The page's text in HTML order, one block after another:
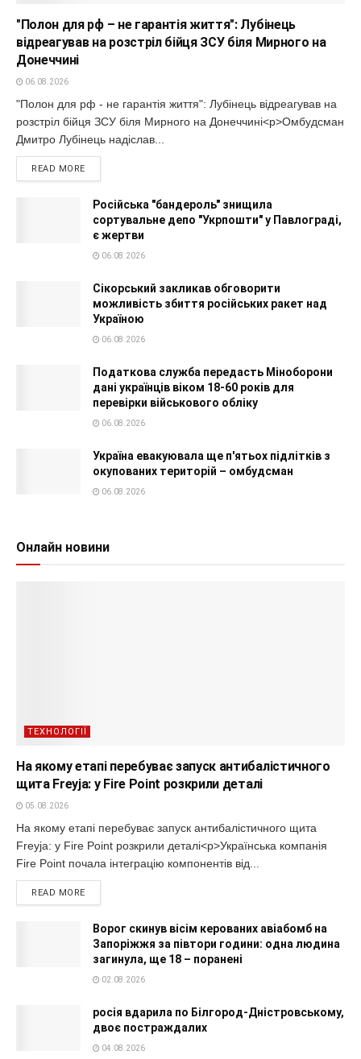
"Полон для рф – не гарантія життя": Лубінець
відреагував на розстріл бійця ЗСУ біля Мирного на
Донеччині
06.08.2026
"Полон для рф - не гарантія життя": Лубінець відреагував на
розстріл бійця ЗСУ біля Мирного на Донеччині<p>Омбудсман
Дмитро Лубінець надіслав...
READ MORE
Російська "бандероль" знищила
сортувальне депо "Укрпошти" у Павлограді,
є жертви
06.08.2026
Сікорський закликав обговорити
можливість збиття російських ракет над
Україною
06.08.2026
Податкова служба передасть Міноборони
дані українців віком 18-60 років для
перевірки військового обліку
06.08.2026
Україна евакуювала ще п'ятьох підлітків з
окупованих територій – омбудсман
06.08.2026
Онлайн новини
ТЕХНОЛОГІЇ
На якому етапі перебуває запуск антибалістичного
щита Freyja: у Fire Point розкрили деталі
05.08.2026
На якому етапі перебуває запуск антибалістичного щита
Freyja: у Fire Point розкрили деталі<p>Українська компанія
Fire Point почала інтеграцію компонентів від...
READ MORE
Ворог скинув вісім керованих авіабомб на
Запоріжжя за півтори години: одна людина
загинула, ще 18 – поранені
02.08.2026
росія вдарила по Білгород-Дністровському,
двоє постраждалих
04.08.2026